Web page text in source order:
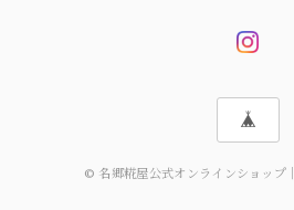
© 名郷糀屋公式オンラインショップ